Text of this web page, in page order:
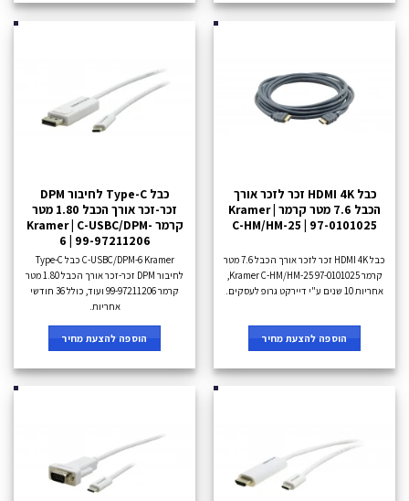
כבל HDMI 4K זכר לזכר אורך
הכבל 7.6 מטר קרמר Kramer |
C-HM/HM-25 | 97-0101025
כבל HDMI 4K זכר לזכר אורך הכבל 7.6 מטר
אחריות 10 שנים ע"י דיירקט גרופ לעסקים.
הוספה להצעת מחיר
כבל Type-C לחיבור DPM
זכר-זכר אורך הכבל 1.80 מטר
קרמר Kramer | C-USBC/DPM-
6 | 99-97211206
C-USBC/DPM-6 Kramer כבל Type-C
לחיבור DPM זכר-זכר אורך הכבל 1.80 מטר
קרמר 99-97211206 ועוד, כולל 36 חודשי
אחריות.
הוספה להצעת מחיר